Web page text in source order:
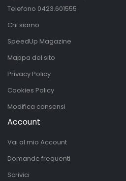
Telefono 0423.601555
Chi siamo
SpeedUp Magazine
Mappa del sito
Privacy Policy
Cookies Policy
Modifica consensi
Account
Vai al mio Account
Domande frequenti
Scrivici